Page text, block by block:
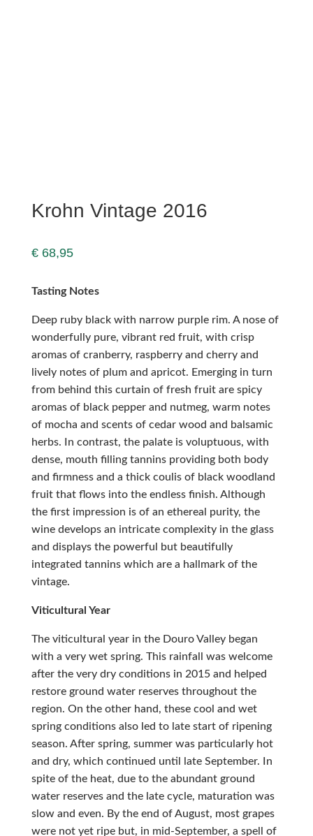
Krohn Vintage 2016
€68,95
Tasting Notes
Deep ruby black with narrow purple rim. A nose of
wonderfully pure, vibrant red fruit, with crisp
aromas of cranberry, raspberry and cherry and
lively notes of plum and apricot. Emerging in turn
from behind this curtain of fresh fruit are spicy
aromas of black pepper and nutmeg, warm notes
of mocha and scents of cedar wood and balsamic
herbs. In contrast, the palate is voluptuous, with
dense, mouth filling tannins providing both body
and firmness and a thick coulis of black woodland
fruit that flows into the endless finish. Although
the first impression is of an ethereal purity, the
wine develops an intricate complexity in the glass
and displays the powerful but beautifully
integrated tannins which are a hallmark of the
vintage.
Viticultural Year
The viticultural year in the Douro Valley began
with a very wet spring. This rainfall was welcome
after the very dry conditions in 2015 and helped
restore ground water reserves throughout the
region. On the other hand, these cool and wet
spring conditions also led to late start of ripening
season. After spring, summer was particularly hot
and dry, which continued until late September. In
spite of the heat, due to the abundant ground
water reserves and the late cycle, maturation was
slow and even. By the end of August, most grapes
were not yet ripe but, in mid-September, a spell of